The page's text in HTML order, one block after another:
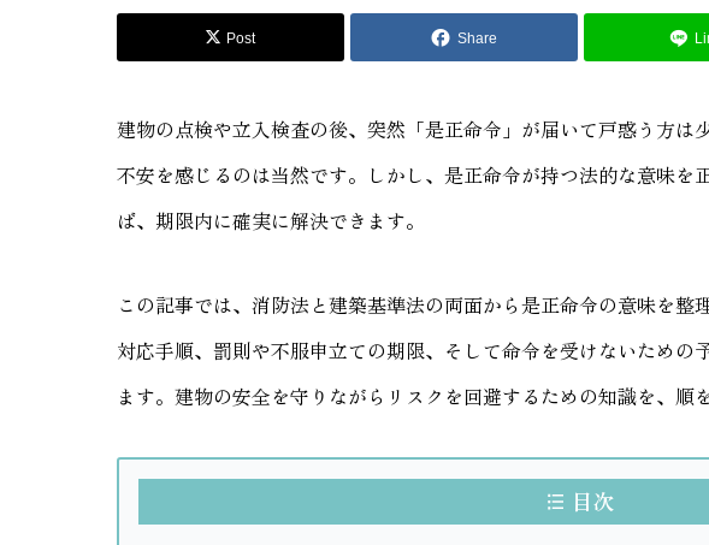
Post Share
建物の点検や立入検査の後、突然「是正命令」が届いて戸惑う方は
不安を感じるのは当然です。しかし、是正命令が持つ法的な意味を
ば、期限内に確実に解決できます。
この記事では、消防法と建築基準法の両面から是正命令の意味を整
対応手順、罰則や不服申立ての期限、そして命令を受けないための
ます。建物の安全を守りながらリスクを回避するための知識を、順
目次